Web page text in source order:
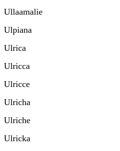
Ullaamalie
Ulpiana
Ulrica
Ulricca
Ulricce
Ulricha
Ulriche
Ulricka